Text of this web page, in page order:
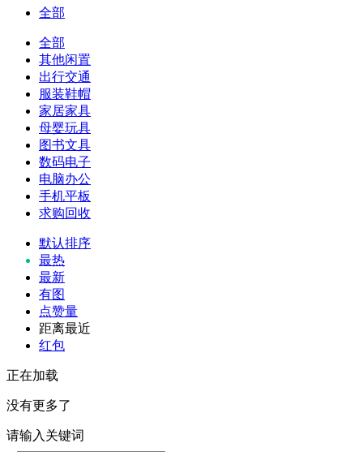
全部
全部
其他闲置
出行交通
服装鞋帽
家居家具
母婴玩具
图书文具
数码电子
电脑办公
手机平板
求购回收
默认排序
最热
最新
有图
点赞量
距离最近
红包
正在加载
没有更多了
请输入关键词